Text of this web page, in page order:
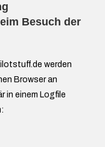
Besuch der
werden
Browser an
in einem Logfile